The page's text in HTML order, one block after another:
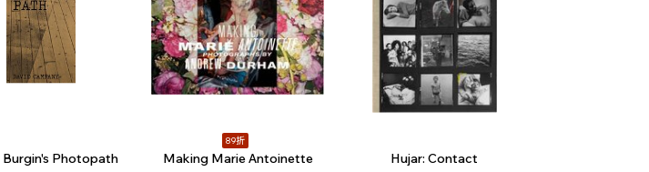
Photopath
89折
Making Marie Antoinette Hujar: Contact